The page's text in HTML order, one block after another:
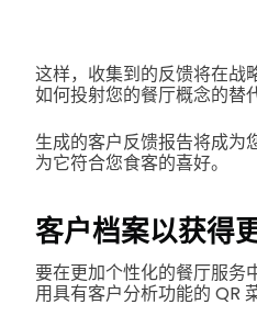
这样，收集到的反馈将在战
如何投射您的餐厅概念的替
生成的客户反馈报告将成为
为它符合您食客的喜好。
客户档案以获得
要在更加个性化的餐厅服务
用具有客户分析功能的 QR